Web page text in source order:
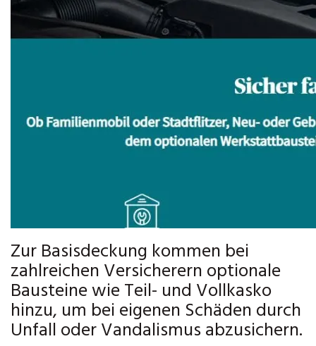
Zur Basisdeckung kommen bei
zahlreichen Versicherern optionale
Bausteine wie Teil- und Vollkasko
hinzu, um bei eigenen Schäden durch
Unfall oder Vandalismus abzusichern.